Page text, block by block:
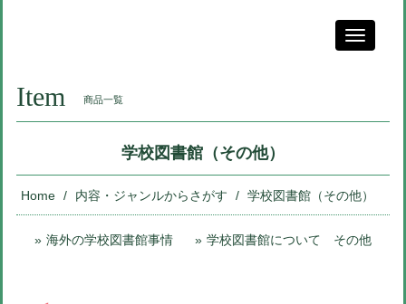
Toggle
Item 商品一覧
学校図書館（その他）
Home 内容・ジャンルからさがす 学校図書館（その他）
海外の学校図書館事情 学校図書館について その他